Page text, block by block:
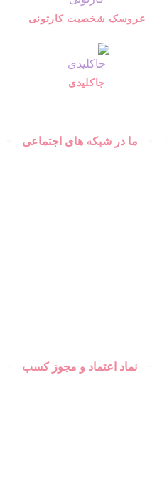
عروسک شخصیت کارتونی
جاکلیدی
ما در شبکه های اجتماعی
نماد اعتماد و مجوز کسب